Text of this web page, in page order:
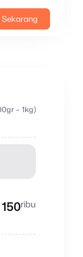
Sekarang
– 1kg)
ribu